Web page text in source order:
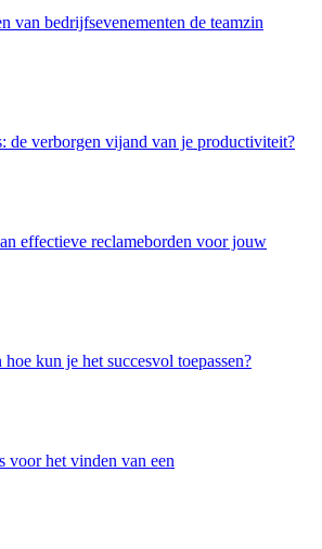
van bedrijfsevenementen de teamzin
de verborgen vijand van je productiviteit?
effectieve reclameborden voor jouw
kun je het succesvol toepassen?
voor het vinden van een